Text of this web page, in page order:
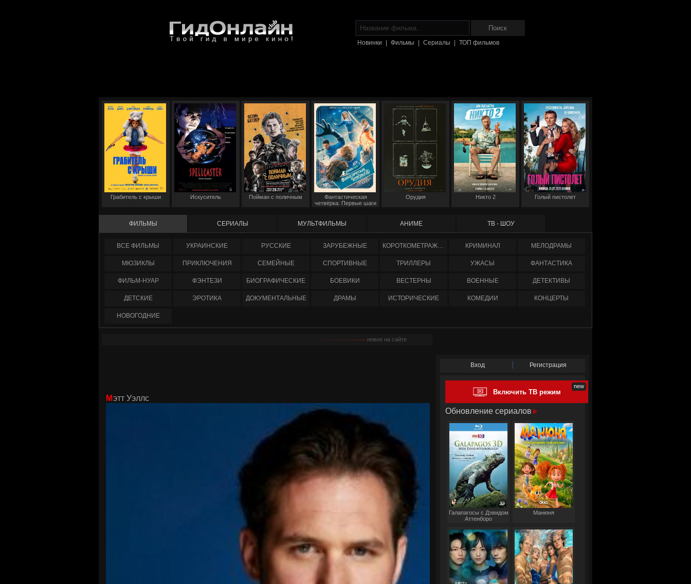
Новинки Фильмы Сериалы ТОП фильмов
Грабитель с крыши Искуситель Пойман с поличным
Фантастическая
четвёрка: Первые шаги
Орудия Никто 2 Голый пистолет
ФИЛЬМЫ СЕРИАЛЫ МУЛЬТФИЛЬМЫ АНИМЕ ТВ - ШОУ
ФИЛЬМЫ УКРАИНCКИЕ РУССКИЕ ЗАРУБЕЖНЫЕ КОРОТКОМЕТРАЖНЫЕ КРИМИНАЛ МЕЛОДРАМЫ
МЮЗИКЛЫ ПРИКЛЮЧЕНИЯ СЕМЕЙНЫЕ СПОРТИВНЫЕ ТРИЛЛЕРЫ УЖАСЫ ФАНТАСТИКА
ФИЛЬМ-НУАР ФЭНТЕЗИ БИОГРАФИЧЕСКИЕ БОЕВИКИ ВЕСТЕРНЫ ВОЕННЫЕ ДЕТЕКТИВЫ
ДЕТСКИЕ ЭРОТИКА ДОКУМЕНТАЛЬНЫЕ ДРАМЫ ИСТОРИЧЕСКИЕ КОМЕДИИ КОНЦЕРТЫ
НОВОГОДНИЕ
новое на сайте
Мэтт Уэллс
Вход Регистрация
Включить ТВ режим
Обновление сериалов
Галапагосы с Дэвидом
Аттенборо
Манюня